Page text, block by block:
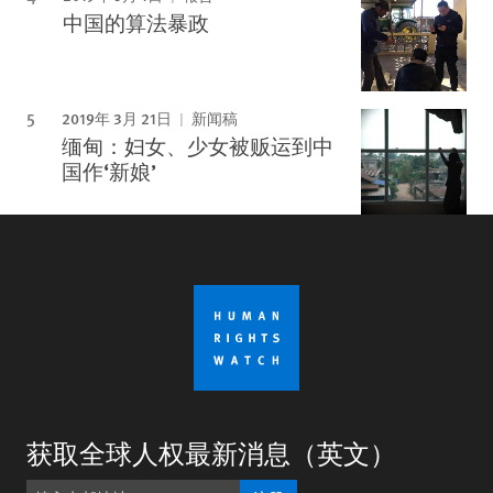
中国的算法暴政
2019年 3月 21日 新闻稿
缅甸：妇女、少女被贩运到中
国作‘新娘’
获取全球人权最新消息（英文）